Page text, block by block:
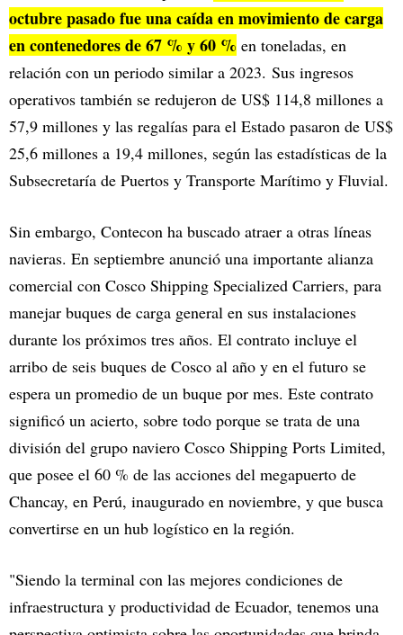
octubre pasado fue una caída en movimiento de carga
en contenedores de 67 % y 60 % en toneladas, en
relación con un periodo similar a 2023. Sus ingresos
operativos también se redujeron de US$ 114,8 millones a
57,9 millones y las regalías para el Estado pasaron de US$
25,6 millones a 19,4 millones, según las estadísticas de la
Subsecretaría de Puertos y Transporte Marítimo y Fluvial.
Sin embargo, Contecon ha buscado atraer a otras líneas
navieras. En septiembre anunció una importante alianza
comercial con Cosco Shipping Specialized Carriers, para
manejar buques de carga general en sus instalaciones
durante los próximos tres años. El contrato incluye el
arribo de seis buques de Cosco al año y en el futuro se
espera un promedio de un buque por mes. Este contrato
significó un acierto, sobre todo porque se trata de una
división del grupo naviero Cosco Shipping Ports Limited,
que posee el 60 % de las acciones del megapuerto de
Chancay, en Perú, inaugurado en noviembre, y que busca
convertirse en un hub logístico en la región.
"Siendo la terminal con las mejores condiciones de
infraestructura y productividad de Ecuador, tenemos una